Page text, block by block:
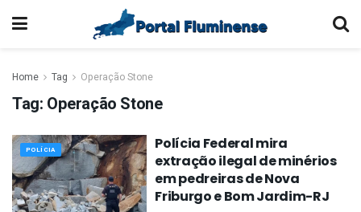
Home Tag Operação Stone
Tag: Operação Stone
POLÍCIA
Polícia Federal mira
extração ilegal de minérios
em pedreiras de Nova
Friburgo e Bom Jardim-RJ